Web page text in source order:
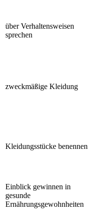
über Verhaltensweisen
sprechen
zweckmäßige Kleidung
Kleidungsstücke benennen
Einblick gewinnen in
gesunde
Ernährungsgewohnheiten